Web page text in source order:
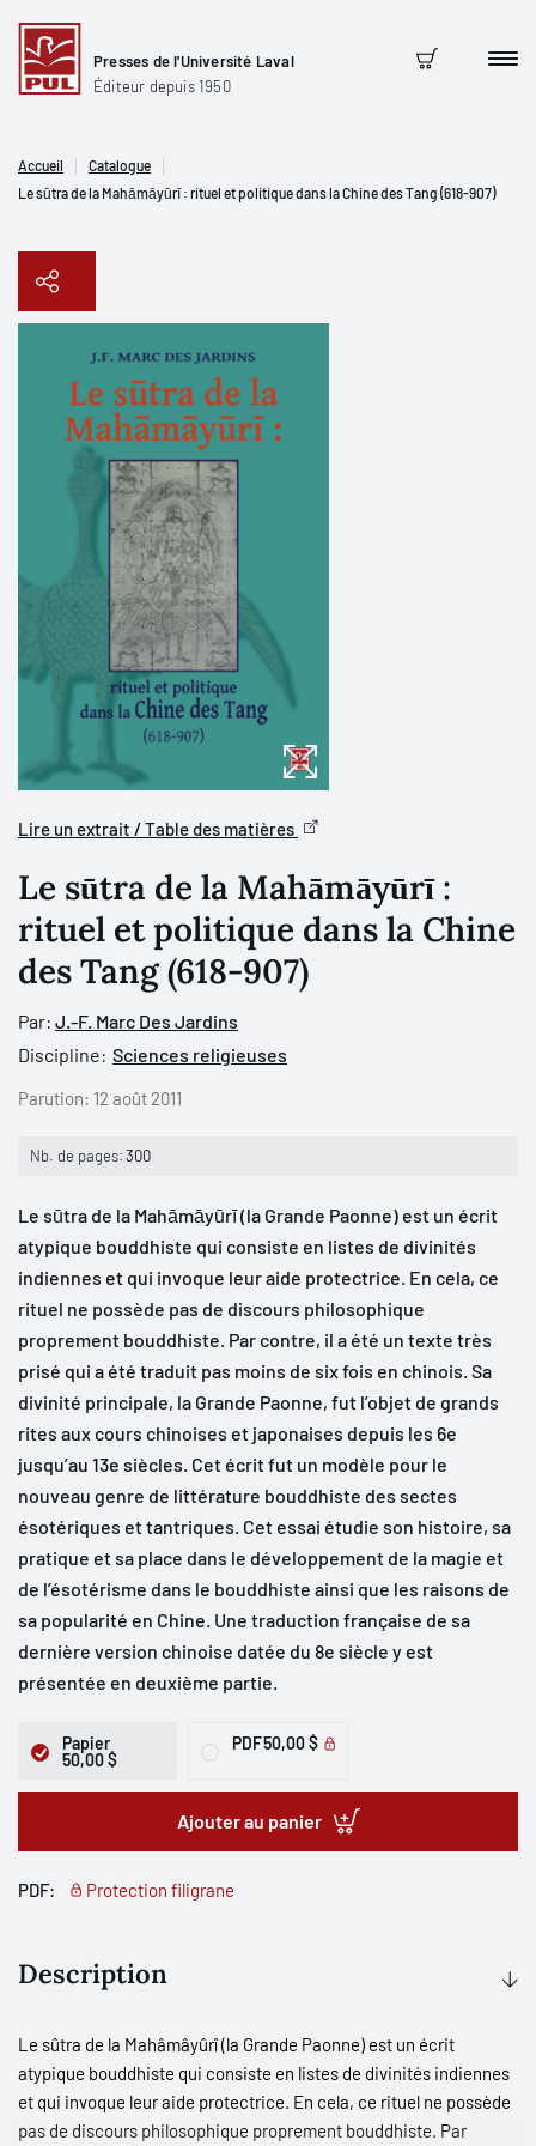
Presses de l'Université Laval
Éditeur depuis 1950
Panier
Accueil
Catalogue
Le sūtra de la Mahāmāyūrī : rituel et politique dans la Chine des Tang (618-907)
Copier le lien
Lire un extrait / Table des matières
Le sūtra de la Mahāmāyūrī :
rituel et politique dans la Chine
des Tang (618-907)
Par: J.-F. Marc Des Jardins
Discipline: Sciences religieuses
Parution: 12 août 2011
Nb. de pages:300
Le sūtra de la Mahāmāyūrī (la Grande Paonne) est un écrit
atypique bouddhiste qui consiste en listes de divinités
indiennes et qui invoque leur aide protectrice. En cela, ce
rituel ne possède pas de discours philosophique
proprement bouddhiste. Par contre, il a été un texte très
prisé qui a été traduit pas moins de six fois en chinois. Sa
divinité principale, la Grande Paonne, fut l’objet de grands
rites aux cours chinoises et japonaises depuis les 6e
jusqu’au 13e siècles. Cet écrit fut un modèle pour le
nouveau genre de littérature bouddhiste des sectes
ésotériques et tantriques. Cet essai étudie son histoire, sa
pratique et sa place dans le développement de la magie et
de l’ésotérisme dans le bouddhiste ainsi que les raisons de
sa popularité en Chine. Une traduction française de sa
dernière version chinoise datée du 8e siècle y est
présentée en deuxième partie.
Papier
50,00 $
PDF50,00 $
Ajouter au panier
PDF: Protection filigrane
Description
Le sûtra de la Mahâmâyûrî (la Grande Paonne) est un écrit
atypique bouddhiste qui consiste en listes de divinités indiennes
et qui invoque leur aide protectrice. En cela, ce rituel ne possède
pas de discours philosophique proprement bouddhiste. Par